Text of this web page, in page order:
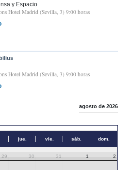
y Espacio
Hotel Madrid (Sevilla, 3) 9:00 horas
Hotel Madrid (Sevilla, 3) 9:00 horas
agosto de 2026
jue. vie. sáb. dom.
29 30 31 1 2